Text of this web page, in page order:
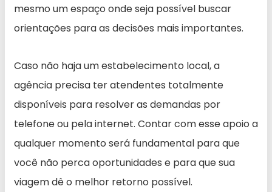
mesmo um espaço onde seja possível buscar
orientações para as decisões mais importantes.
Caso não haja um estabelecimento local, a
agência precisa ter atendentes totalmente
disponíveis para resolver as demandas por
telefone ou pela internet. Contar com esse apoio a
qualquer momento será fundamental para que
você não perca oportunidades e para que sua
viagem dê o melhor retorno possível.